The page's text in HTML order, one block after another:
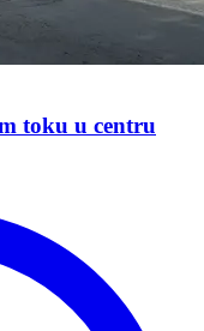
toku u centru